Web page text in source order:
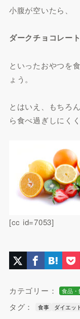
小腹が空いたら、
ダークチョコレ
といったおやつを
ょう。
とはいえ、もちろ
ら食べ過ぎしにく
[cc id=7053]
カテゴリー： 食品・
タグ： 食事 ダイエッ